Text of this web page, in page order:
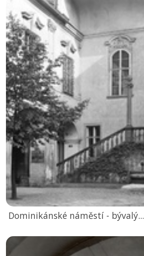
Dominikánské náměstí - bývalý...